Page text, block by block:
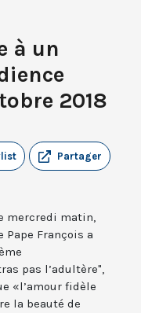
à un
2018
Partager
mercredi matin,
Pape François a
pas l’adultère",
«l’amour fidèle
la beauté de